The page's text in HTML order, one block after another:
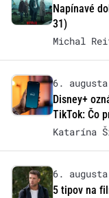
Napínavé
31)
Michal
6. augusta
Disney+
TikTok: Čo
Katarína
6. augusta
5 tipov na